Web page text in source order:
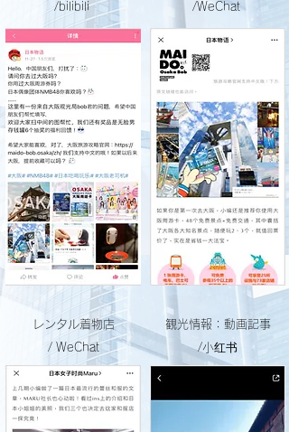
/bilibili
/WeChat
レンタル着物店
/ WeChat
観光情報：動画記事
/小红书